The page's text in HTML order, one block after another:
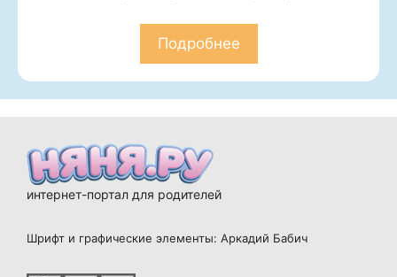
Подробнее
интернет-портал для родителей
Шрифт и графические элементы: Аркадий Бабич